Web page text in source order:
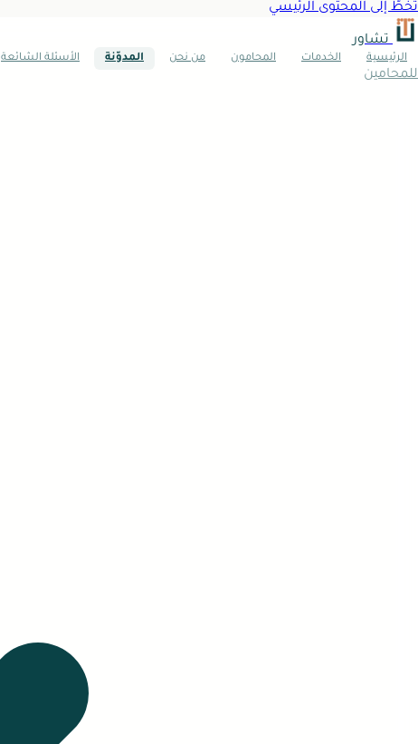
تخطَّ إلى المحتوى الرئيسي
تشاور
الرئيسية الخدمات المحامون من نحن المدوّنة الأسئلة الشائعة
للمحامين